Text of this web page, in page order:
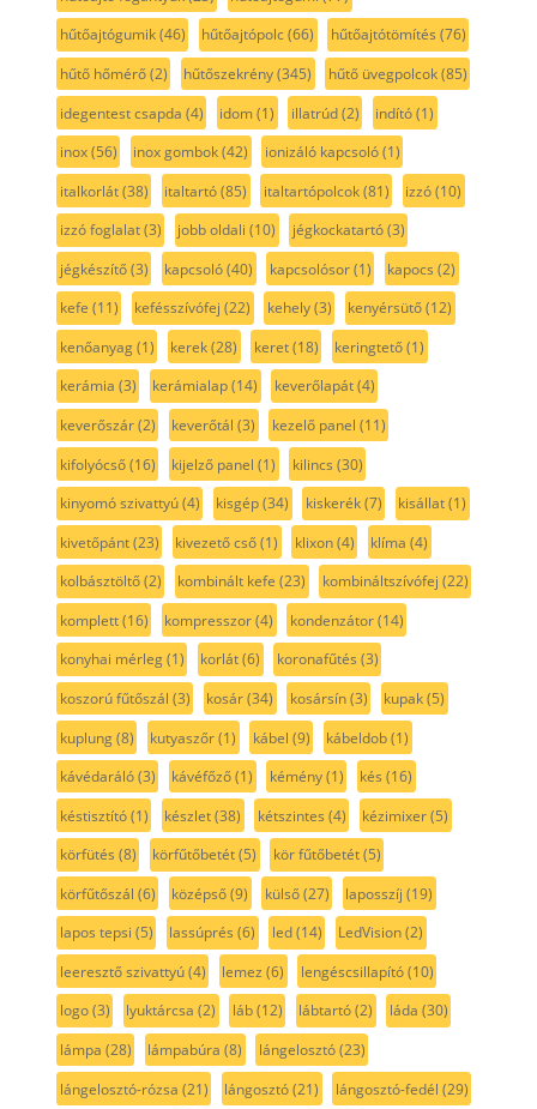
hűtőajtógumik(46) hűtőajtópolc(66) hűtőajtótömítés (76)
hűtő hőmérő(2) hűtőszekrény(345) hűtő üvegpolcok(85)
idegentest csapda (4) idom(1) illatrúd(2) indító(1)
inox(56) inox gombok(42) ionizáló kapcsoló(1)
italkorlát(38) italtartó(85) italtartópolcok(81) izzó(10)
izzó foglalat(3) jobb oldali (10) jégkockatartó(3)
jégkészítő(3) kapcsoló(40) kapcsolósor(1) kapocs (2)
kefe (11) kefésszívófej (22) kehely(3) kenyérsütő(12)
kenőanyag(1) kerek(28) keret(18) keringtető(1)
kerámia (3) kerámialap(14) keverőlapát(4)
keverőszár(2) keverőtál (3) kezelő panel (11)
kifolyócső(16) kijelző panel (1) kilincs (30)
kinyomó szivattyú(4) kisgép(34) kiskerék(7) kisállat(1)
kivetőpánt(23) kivezető cső(1) klixon(4) klíma (4)
kolbásztöltő(2) kombinált kefe (23) kombináltszívófej (22)
komplett(16) kompresszor(4) kondenzátor(14)
konyhai mérleg(1) korlát(6) koronafűtés (3)
koszorú fűtőszál (3) kosár(34) kosársín(3) kupak(5)
kuplung(8) kutyaszőr(1) kábel (9) kábeldob(1)
kávédaráló(3) kávéfőző(1) kémény(1) kés (16)
késtisztító(1) készlet(38) kétszintes (4) kézimixer(5)
körfütés (8) körfűtőbetét(5) kör fűtőbetét(5)
körfűtőszál (6) középső(9) külső(27) laposszíj (19)
lapos tepsi (5) lassúprés (6) led(14) LedVision(2)
leeresztő szivattyú(4) lemez (6) lengéscsillapító(10)
logo(3) lyuktárcsa (2) láb(12) lábtartó(2) láda (30)
lámpa (28) lámpabúra (8) lángelosztó(23)
lángelosztó-rózsa (21) lángosztó(21) lángosztó-fedél (29)